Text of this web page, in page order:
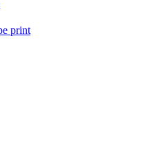
print